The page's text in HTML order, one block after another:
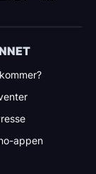
appen